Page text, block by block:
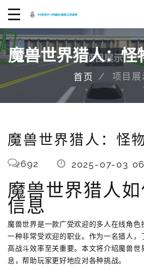
魔兽世界猎人：怪
首页 项目展
魔兽世界猎人：怪
692 2025-07-03
魔兽世界猎人
信息
魔兽世界是一款广受欢迎的多人在线角
一种非常受欢迎的职业。作为一名猎人，
高战斗效率至关重要。本文将介绍魔兽世
息，帮助玩家更好地应对各种挑战。